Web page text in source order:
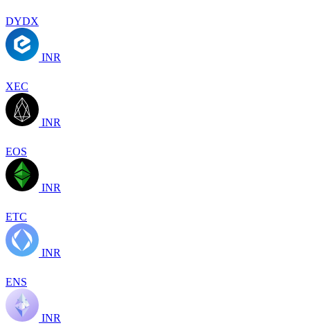
DYDX
INR
XEC
INR
EOS
INR
ETC
INR
ENS
INR